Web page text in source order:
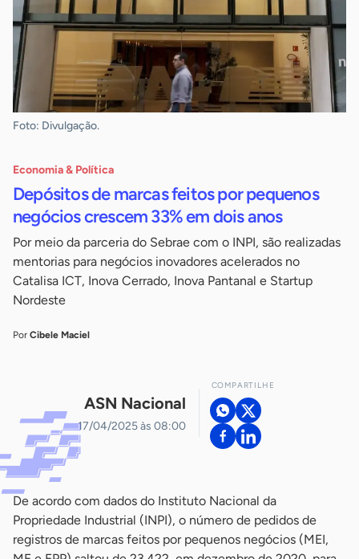
Foto: Divulgação.
Economia & Política
Depósitos de marcas feitos por pequenos
negócios crescem 33% em dois anos
Por meio da parceria do Sebrae com o INPI, são realizadas
mentorias para negócios inovadores acelerados no
Catalisa ICT, Inova Cerrado, Inova Pantanal e Startup
Nordeste
Por Cibele Maciel
ASN Nacional
17/04/2025 às 08:00
COMPARTILHE
De acordo com dados do Instituto Nacional da
Propriedade Industrial (INPI), o número de pedidos de
registros de marcas feitos por pequenos negócios (MEI,